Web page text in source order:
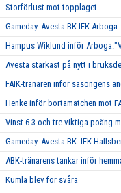
Storförlust mot topplaget
Gameday. Avesta BK-IFK Arboga
Hampus Wiklund inför
Avesta starkast på nytt i
FAIK-tränaren inför säsongens
Henke inför bortamatchen mot
Vinst 6-3 och tre viktiga poäng
Gameday. Avesta BK- IFK
ABK-tränarens tankar inför
Kumla blev för svåra